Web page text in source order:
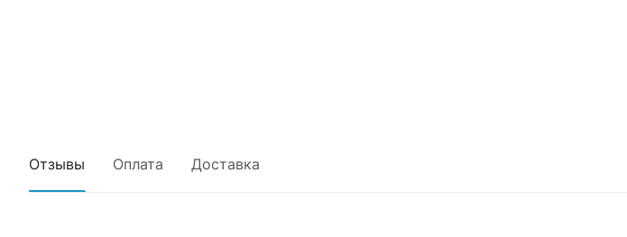
Отзывы Оплата Доставка